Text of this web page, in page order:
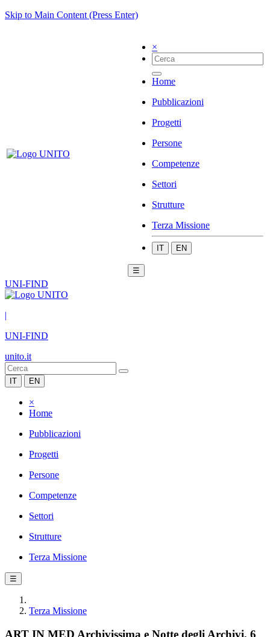
Skip to Main Content (Press Enter)
×
Home
Pubblicazioni
Progetti
Persone
Competenze
Settori
Strutture
Terza Missione
IT EN
☰
UNI-FIND
|
UNI-FIND
unito.it
IT EN
×
Home
Pubblicazioni
Progetti
Persone
Competenze
Settori
Strutture
Terza Missione
☰
Terza Missione
ART IN MED Archivissima e Notte degli Archivi, 6